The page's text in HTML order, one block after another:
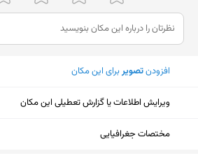
افزودنتصویربرای این مکان
ویرایش اطلاعات یا گزارش تعطیلی این مکان
مختصات جغرافیایی